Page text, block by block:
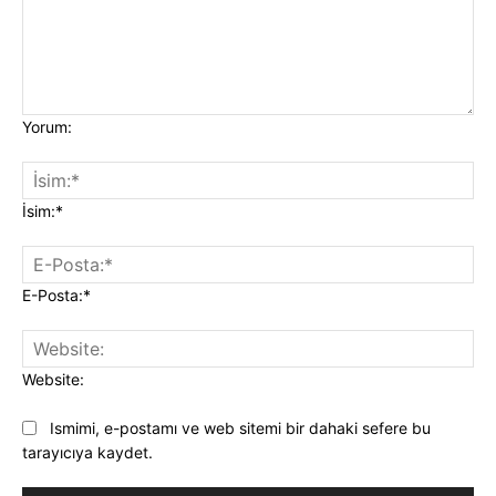
Yorum:
İsim:*
E-Posta:*
Website:
Ismimi, e-postamı ve web sitemi bir dahaki sefere bu
tarayıcıya kaydet.